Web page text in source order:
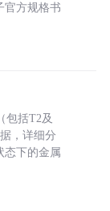
官方规格书
包括T2及
，详细分
态下的金属